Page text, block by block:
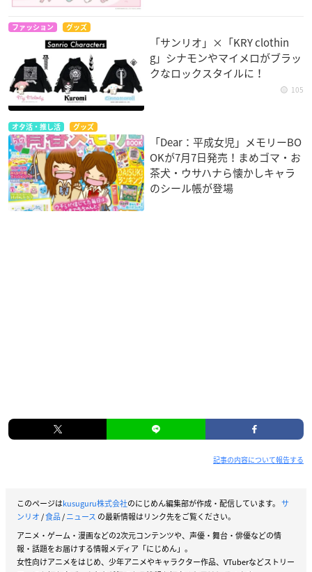
ファッション グッズ
「サンリオ」×「KRY clothin
g」シナモンやマイメロがブラッ
クなロックスタイルに！
105
オタ活・推し活 グッズ
「Dear：平成女児」メモリーBO
OKが7月7日発売！まめゴマ・お
茶犬・ウサハナら懐かしキャラ
のシール帳が登場
記事の内容について報告する
このページはkusuguru株式会社のにじめん編集部が作成・配信しています。 サ
ンリオ/食品/ニュース の最新情報はリンク先をご覧ください。
アニメ・ゲーム・漫画などの2次元コンテンツや、声優・舞台・俳優などの情
報・話題をお届けする情報メディア「にじめん」。
女性向けアニメをはじめ、少年アニメやキャラクター作品、VTuberなどストリー